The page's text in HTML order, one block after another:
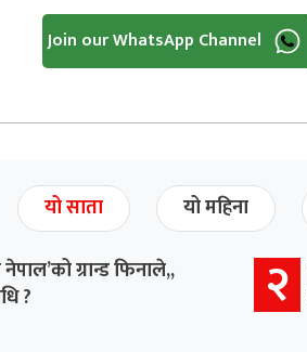
Join our WhatsApp Channel
यो साता यो महिना
ग्रान्ड फिनाले,,
?
२